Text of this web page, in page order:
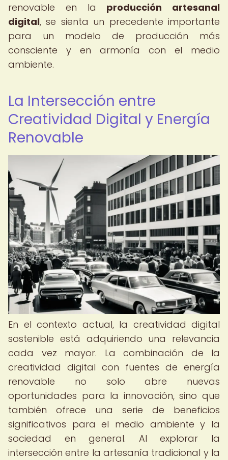
renovable en la producción artesanal
digital, se sienta un precedente importante
para un modelo de producción más
consciente y en armonía con el medio
ambiente.
La Intersección entre
Creatividad Digital y Energía
Renovable
En el contexto actual, la creatividad digital
sostenible está adquiriendo una relevancia
cada vez mayor. La combinación de la
creatividad digital con fuentes de energía
renovable no solo abre nuevas
oportunidades para la innovación, sino que
también ofrece una serie de beneficios
significativos para el medio ambiente y la
sociedad en general. Al explorar la
intersección entre la artesanía tradicional y la